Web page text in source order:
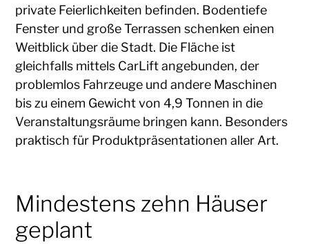
private Feierlichkeiten befinden. Bodentiefe
Fenster und große Terrassen schenken einen
Weitblick über die Stadt. Die Fläche ist
gleichfalls mittels CarLift angebunden, der
problemlos Fahrzeuge und andere Maschinen
bis zu einem Gewicht von 4,9 Tonnen in die
Veranstaltungsräume bringen kann. Besonders
praktisch für Produktpräsentationen aller Art.
Mindestens zehn Häuser
geplant